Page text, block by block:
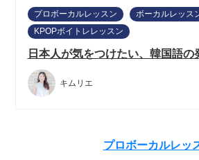
プロボーカルレッスン
ボーカルレッス
KPOPボイトレレッスン
日本人が気をつけたい、韓国語の
キムリエ
プロボーカルレッ